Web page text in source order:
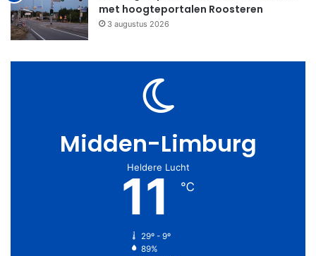
met hoogteportalen Roosteren
3 augustus 2026
Midden-Limburg
Heldere Lucht
11 ℃
29º - 9º
89%